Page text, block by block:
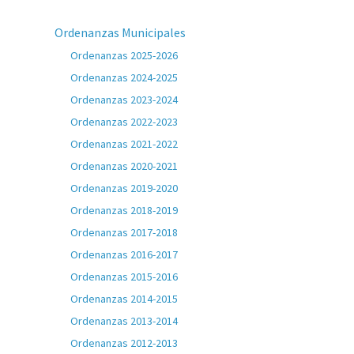
Ordenanzas Municipales
Ordenanzas 2025-2026
Ordenanzas 2024-2025
Ordenanzas 2023-2024
Ordenanzas 2022-2023
Ordenanzas 2021-2022
Ordenanzas 2020-2021
Ordenanzas 2019-2020
Ordenanzas 2018-2019
Ordenanzas 2017-2018
Ordenanzas 2016-2017
Ordenanzas 2015-2016
Ordenanzas 2014-2015
Ordenanzas 2013-2014
Ordenanzas 2012-2013